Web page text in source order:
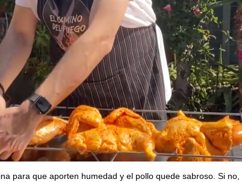
para que aporten humedad y el pollo quede sabroso. Si